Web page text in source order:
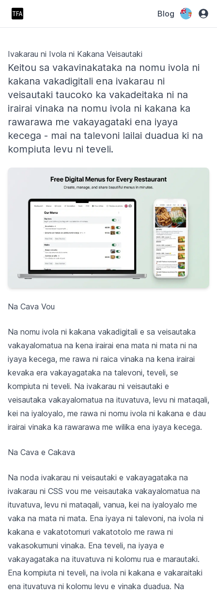
Blog
Ivakarau ni Ivola ni Kakana Veisautaki
Keitou sa vakavinakataka na nomu ivola ni
kakana vakadigitali ena ivakarau ni
veisautaki taucoko ka vakadeitaka ni na
irairai vinaka na nomu ivola ni kakana ka
rawarawa me vakayagataki ena iyaya
kecega - mai na talevoni lailai duadua ki na
kompiuta levu ni teveli.
Na Cava Vou
Na nomu ivola ni kakana vakadigitali e sa veisautaka
vakayalomatua na kena irairai ena mata ni mata ni na
iyaya kecega, me rawa ni raica vinaka na kena irairai
kevaka era vakayagataka na talevoni, teveli, se
kompiuta ni teveli. Na ivakarau ni veisautaki e
veisautaka vakayalomatua na ituvatuva, levu ni mataqali,
kei na iyaloyalo, me rawa ni nomu ivola ni kakana e dau
irairai vinaka ka rawarawa me wilika ena iyaya kecega.
Na Cava e Cakava
Na noda ivakarau ni veisautaki e vakayagataka na
ivakarau ni CSS vou me veisautaka vakayalomatua na
ituvatuva, levu ni mataqali, vanua, kei na iyaloyalo me
vaka na mata ni mata. Ena iyaya ni talevoni, na ivola ni
kakana e vakatotomuri vakatotolo me rawa ni
vakasokumuni vinaka. Ena teveli, na iyaya e
vakayagataka na ituvatuva ni kolomu rua e marautaki.
Ena kompiuta ni teveli, na ivola ni kakana e vakaraitaki
ena ituvatuva ni kolomu levu e vinaka duadua. Na